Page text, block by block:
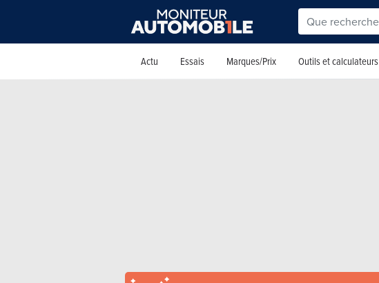
Actu Essais Marques/Prix Outils et calculateurs